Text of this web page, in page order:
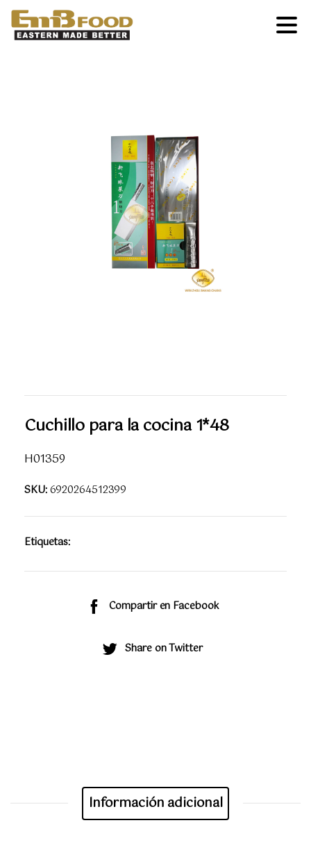
Cuchillo para la cocina 1*48
H01359
SKU:6920264512399
Etiquetas:
Compartir en Facebook
Share on Twitter
Información adicional